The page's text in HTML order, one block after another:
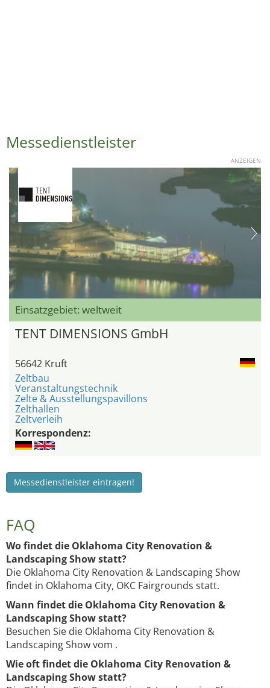
Messedienstleister
ANZEIGEN
Einsatzgebiet: weltweit
TENT DIMENSIONS GmbH
56642 Kruft
Zeltbau
Veranstaltungstechnik
Zelte & Ausstellungspavillons
Zelthallen
Zeltverleih
Korrespondenz:
Messedienstleister eintragen!
FAQ
Wo findet die Oklahoma City Renovation &
Landscaping Show statt?
Die Oklahoma City Renovation & Landscaping Show
findet in Oklahoma City, OKC Fairgrounds statt.
Wann findet die Oklahoma City Renovation &
Landscaping Show statt?
Besuchen Sie die Oklahoma City Renovation &
Landscaping Show vom .
Wie oft findet die Oklahoma City Renovation &
Landscaping Show statt?